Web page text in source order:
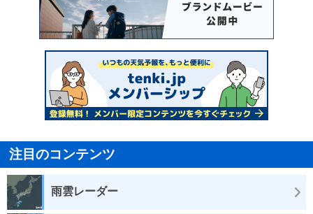
注目のコンテンツ
雨雲レーダー